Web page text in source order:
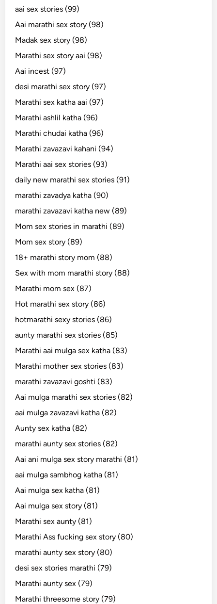
aai sex stories (99)
Aai marathi sex story (98)
Madak sex story (98)
Marathi sex story aai (98)
Aai incest (97)
desi marathi sex story (97)
Marathi sex katha aai (97)
Marathi ashlil katha (96)
Marathi chudai katha (96)
Marathi zavazavi kahani (94)
Marathi aai sex stories (93)
daily new marathi sex stories (91)
marathi zavadya katha (90)
marathi zavazavi katha new (89)
Mom sex stories in marathi (89)
Mom sex story (89)
18+ marathi story mom (88)
Sex with mom marathi story (88)
Marathi mom sex (87)
Hot marathi sex story (86)
hotmarathi sexy stories (86)
aunty marathi sex stories (85)
Marathi aai mulga sex katha (83)
Marathi mother sex stories (83)
marathi zavazavi goshti (83)
Aai mulga marathi sex stories (82)
aai mulga zavazavi katha (82)
Aunty sex katha (82)
marathi aunty sex stories (82)
Aai ani mulga sex story marathi (81)
aai mulga sambhog katha (81)
Aai mulga sex katha (81)
Aai mulga sex story (81)
Marathi sex aunty (81)
Marathi Ass fucking sex story (80)
marathi aunty sex story (80)
desi sex stories marathi (79)
Marathi aunty sex (79)
Marathi threesome story (79)